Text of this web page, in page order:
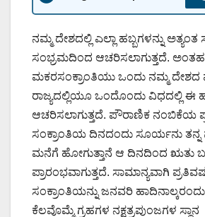
ನಮ್ಮ ದೇಶದಲ್ಲಿ ಎಲ್ಲಾ ಹಬ್ಬಗಳನ್ನು
ಸಂಭ್ರಮದಿಂದ ಆಚರಿಸಲಾಗುತ್ತದೆ. ಅಂತಹ
ಮಕರಸಂಕ್ರಾಂತಿಯು ಒಂದು ನಮ್ಮ ದೇಶದ
ರಾಜ್ಯದಲ್ಲಿಯೂ ಒಂದೊಂದು ವಿಧದಲ್ಲಿ ಈ
ಆಚರಿಸಲಾಗುತ್ತದೆ. ಪೌರಾಣಿಕ ನಂಬಿಕೆಯ
ಸಂಕ್ರಾಂತಿಯ ದಿನದಂದು ಸೂರ್ಯನು
ಮನೆಗೆ ಹೋಗುತ್ತಾನೆ ಆ ದಿನದಿಂದ ಋತು
ಪ್ರಾರಂಭವಾಗುತ್ತದೆ. ಸಾಮಾನ್ಯವಾಗಿ
ಸಂಕ್ರಾಂತಿಯನ್ನು ಜನವರಿ
ಕೆಲವೊಮ್ಮೆ ಗ್ರಹಗಳ ನಕ್ಷತ್ರಪುಂಜಗಳ ಸ್ಥಾನ